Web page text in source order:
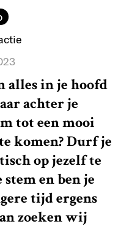
alles in je hoofd
achter je
tot een mooi
komen? Durf je
op jezelf te
en ben je
tijd ergens
zoeken wij